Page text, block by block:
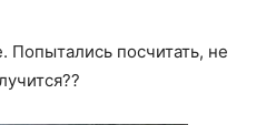
Попытались посчитать, не